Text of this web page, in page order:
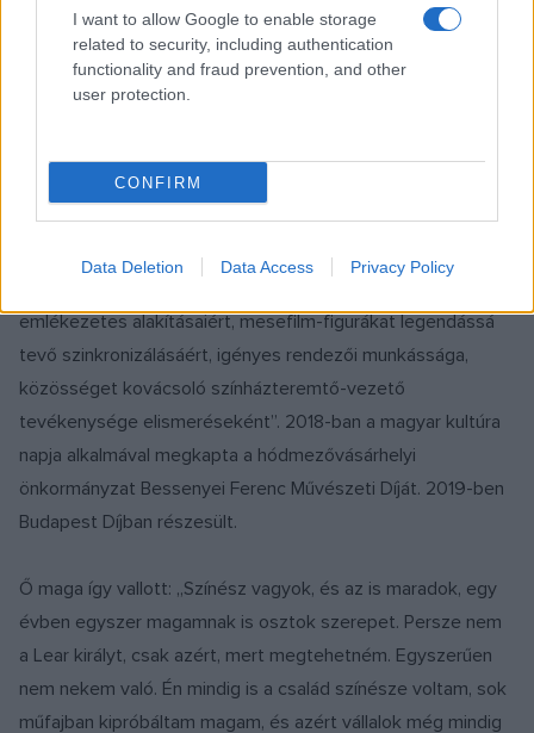
I want to allow Google to enable storage
related to security, including authentication
functionality and fraud prevention, and other
user protection.
CONFIRM
Data Deletion Data Access Privacy Policy
szobaszínház kívül-belül felújított épületében létrejött Szín-
Mű-Helyben kamaratermet, stúdiókat és üzleteket
alakítottak ki. A szolnoki színház alapító tagja volt a 2008-
Balázs Péter művészi pályája elismeréseként 1982-ben
Jászai Mari-díjat, 1994-ben Pro Comedia díjat vehetett át.
2012-ben Kossuth-díjat kapott „nagy népszerűségnek
emlékezetes alakításaiért, mesefilm-figurákat legendássá
tevő szinkronizálásáért, igényes rendezői munkássága,
közösséget kovácsoló színházteremtő-vezető
tevékenysége elismeréseként”. 2018-ban a magyar kultúra
napja alkalmával megkapta a hódmezővásárhelyi
önkormányzat Bessenyei Ferenc Művészeti Díját. 2019-ben
Budapest Díjban részesült.
Ő maga így vallott: „Színész vagyok, és az is maradok, egy
évben egyszer magamnak is osztok szerepet. Persze nem
a Lear királyt, csak azért, mert megtehetném. Egyszerűen
nem nekem való. Én mindig is a család színésze voltam, sok
műfajban kipróbáltam magam, és azért vállalok még mindig